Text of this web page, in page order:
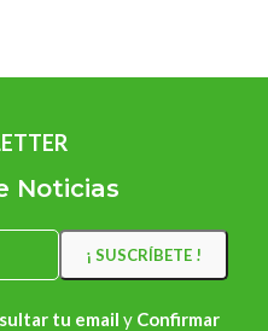
Noticias
tu email y Confirmar